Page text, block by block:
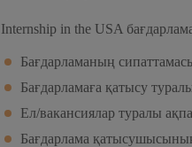
Internship in the USA
Бағдарламаның
Бағдарламаға қатысу
Ел/вакансиялар туралы
Бағдарлама